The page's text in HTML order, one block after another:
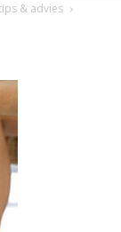
& advies